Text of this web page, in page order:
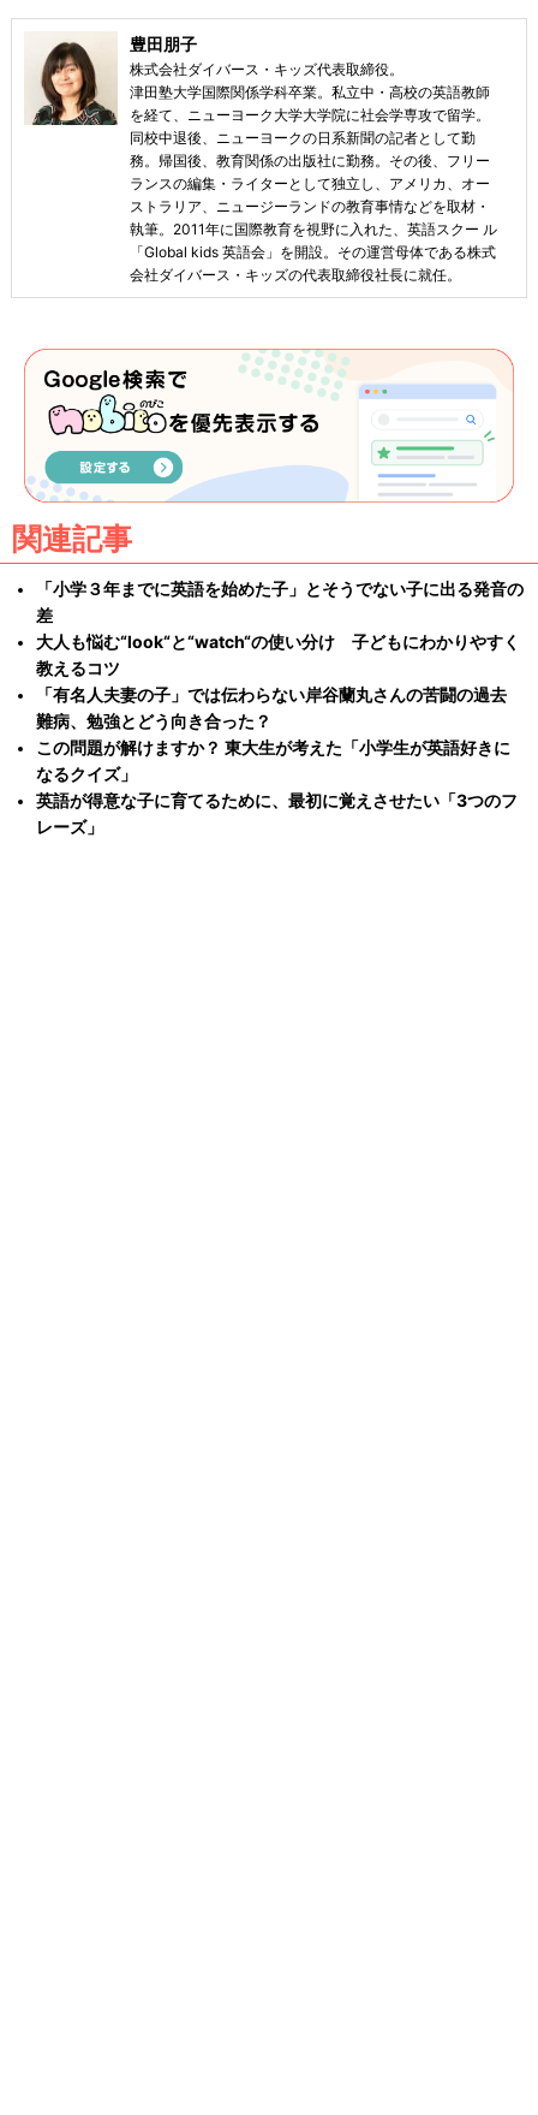
豊田朋子
株式会社ダイバース・キッズ代表取締役。
津田塾大学国際関係学科卒業。私立中・高校の英語教師
を経て、ニューヨーク大学大学院に社会学専攻で留学。
同校中退後、ニューヨークの日系新聞の記者として勤
務。帰国後、教育関係の出版社に勤務。その後、フリー
ランスの編集・ライターとして独立し、アメリカ、オー
ストラリア、ニュージーランドの教育事情などを取材・
執筆。2011年に国際教育を視野に入れた、英語スクー ル
「Global kids 英語会」を開設。その運営母体である株式
会社ダイバース・キッズの代表取締役社長に就任。
関連記事
「小学３年までに英語を始めた子」とそうでない子に出る発音の
差
大人も悩む“look“と“watch“の使い分け 子どもにわかりやすく
教えるコツ
「有名人夫妻の子」では伝わらない岸谷蘭丸さんの苦闘の過去
難病、勉強とどう向き合った？
この問題が解けますか？ 東大生が考えた「小学生が英語好きに
なるクイズ」
英語が得意な子に育てるために、最初に覚えさせたい「3つのフ
レーズ」